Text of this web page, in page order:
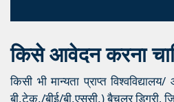
किसे आवेदन करना
किसी भी मान्यता प्राप्त
बी.टेक./बीई/बी.एससी.) बैचलर डिग्री,